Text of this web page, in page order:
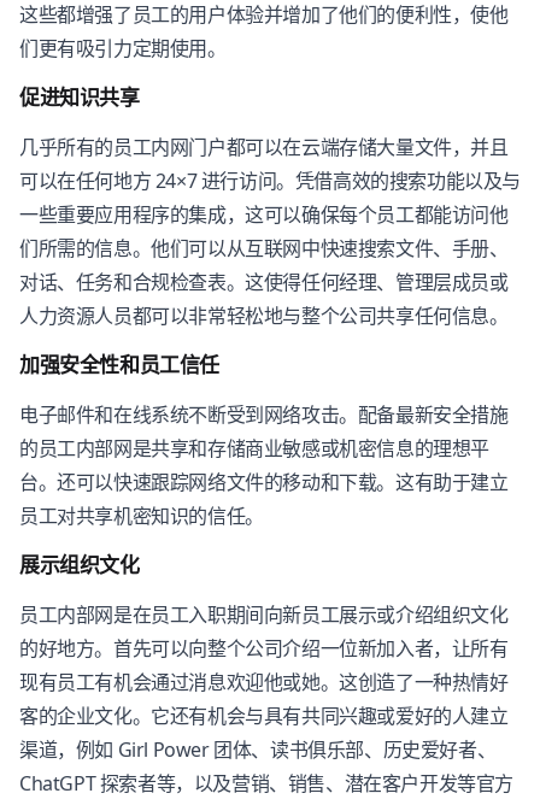
这些都增强了员工的用户体验并增加了他们的便利性，使他
们更有吸引力定期使用。
促进知识共享
几乎所有的员工内网门户都可以在云端存储大量文件，并且
可以在任何地方 24×7 进行访问。凭借高效的搜索功能以及与
一些重要应用程序的集成，这可以确保每个员工都能访问他
们所需的信息。他们可以从互联网中快速搜索文件、手册、
对话、任务和合规检查表。这使得任何经理、管理层成员或
人力资源人员都可以非常轻松地与整个公司共享任何信息。
加强安全性和员工信任
电子邮件和在线系统不断受到网络攻击。配备最新安全措施
的员工内部网是共享和存储商业敏感或机密信息的理想平
台。还可以快速跟踪网络文件的移动和下载。这有助于建立
员工对共享机密知识的信任。
展示组织文化
员工内部网是在员工入职期间向新员工展示或介绍组织文化
的好地方。首先可以向整个公司介绍一位新加入者，让所有
现有员工有机会通过消息欢迎他或她。这创造了一种热情好
客的企业文化。它还有机会与具有共同兴趣或爱好的人建立
渠道，例如 Girl Power 团体、读书俱乐部、历史爱好者、
ChatGPT 探索者等，以及营销、销售、潜在客户开发等官方